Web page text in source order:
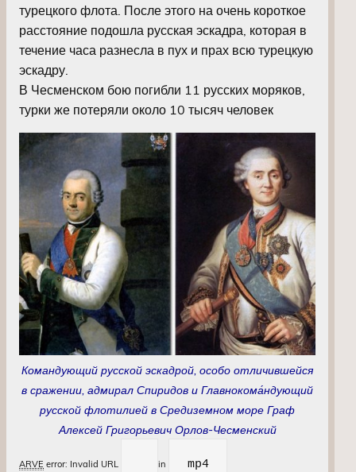
турецкого флота. После этого на очень короткое
расстояние подошла русская эскадра, которая в
течение часа разнесла в пух и прах всю турецкую
эскадру.
В Чесменском бою погибли 11 русских моряков,
турки же потеряли около 10 тысяч человек
Командующий русской эскадрой, особо отличившейся
в сражении, адмирал Спиридов и Главнокома́ндующий
русской флотилией в Средиземном море Граф
Алексей Григорьевич Орлов-Чесменский
ARVE error: Invalid URL in mp4